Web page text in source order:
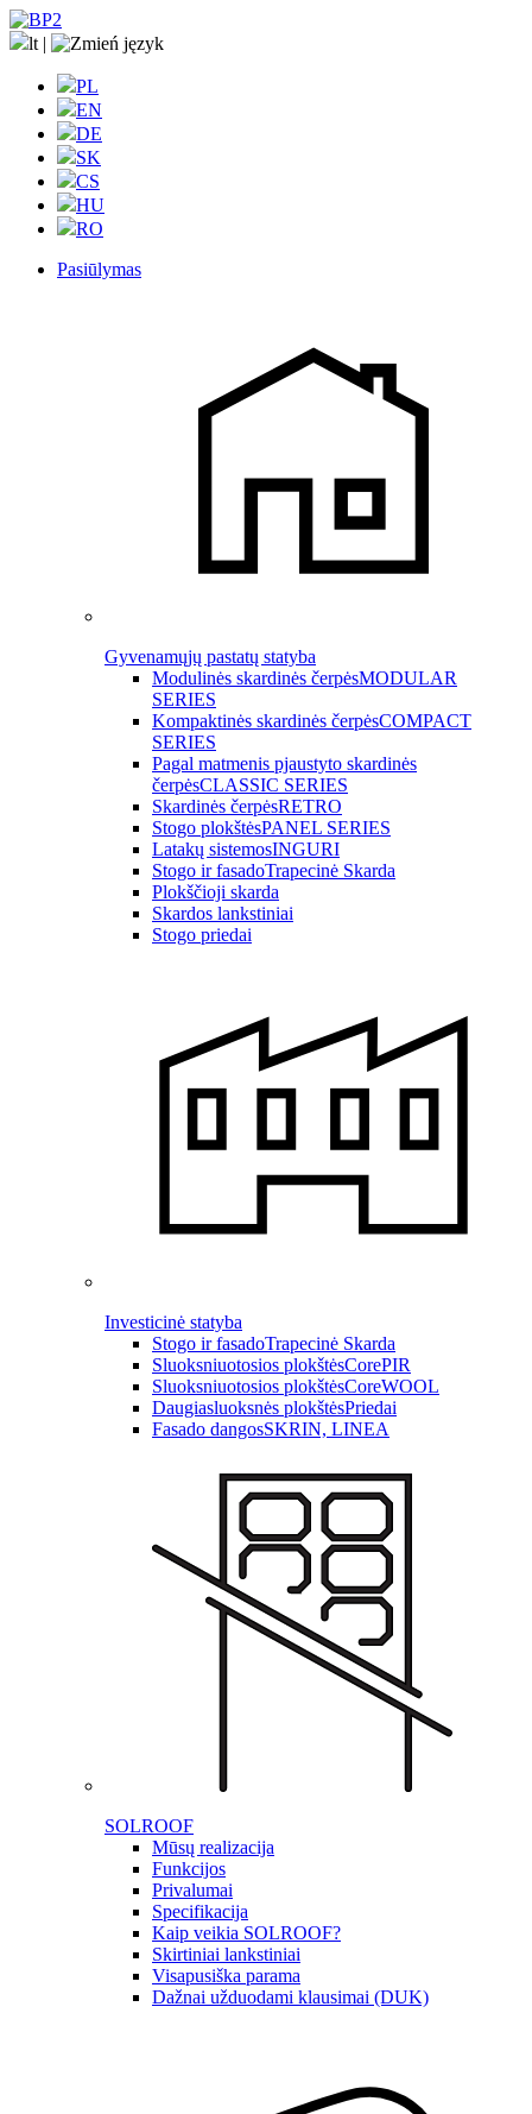
lt |
PL
EN
DE
SK
CS
HU
RO
Pasiūlymas
Gyvenamųjų pastatų statyba
Modulinės skardinės čerpėsMODULAR
SERIES
Kompaktinės skardinės čerpėsCOMPACT
SERIES
Pagal matmenis pjaustyto skardinės
čerpėsCLASSIC SERIES
Skardinės čerpėsRETRO
Stogo plokštėsPANEL SERIES
Latakų sistemosINGURI
Stogo ir fasadoTrapecinė Skarda
Plokščioji skarda
Skardos lankstiniai
Stogo priedai
Investicinė statyba
Stogo ir fasadoTrapecinė Skarda
Sluoksniuotosios plokštėsCorePIR
Sluoksniuotosios plokštėsCoreWOOL
Daugiasluoksnės plokštėsPriedai
Fasado dangosSKRIN, LINEA
SOLROOF
Mūsų realizacija
Funkcijos
Privalumai
Specifikacija
Kaip veikia SOLROOF?
Skirtiniai lankstiniai
Visapusiška parama
Dažnai užduodami klausimai (DUK)